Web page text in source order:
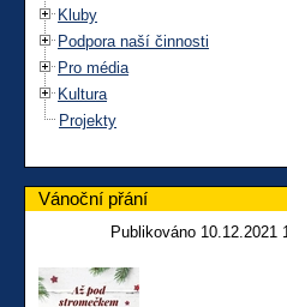
Kluby
Podpora naší činnosti
Pro média
Kultura
Projekty
Vánoční přání
Publikováno 10.12.2021